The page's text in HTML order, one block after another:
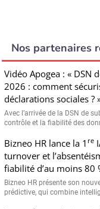
Nos partenaires
Vidéo Apogea : « DSN
2026 : comment
déclarations sociales ?
Avec l’arrivée de la DSN de
contrôle et la fiabilité des
Bizneo HR lance la 1 re
turnover et
fiabilité d’au moins 80
Bizneo HR présente son
prédictive, qui combine